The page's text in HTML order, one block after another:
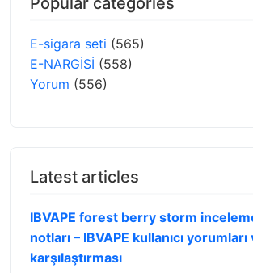
E-sigara seti (565)
E-NARGİSİ (558)
Yorum (556)
Latest articles
IBVAPE forest berry storm
notları – IBVAPE kullanıcı
karşılaştırması